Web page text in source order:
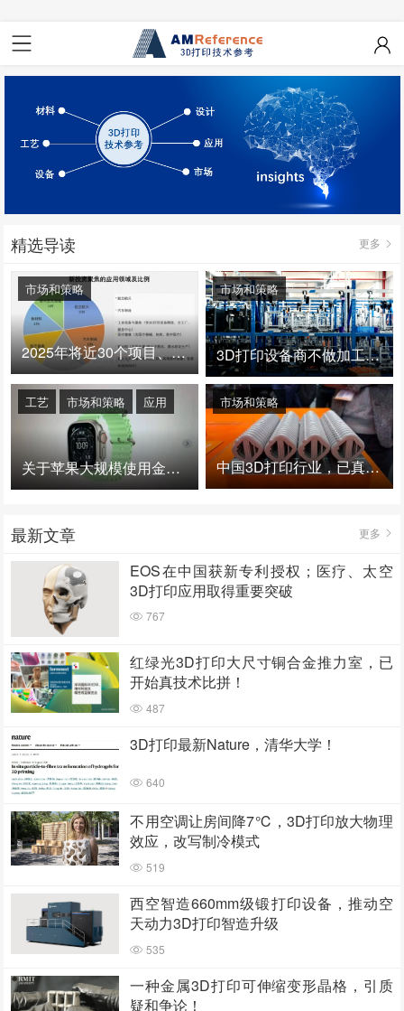
精选导读 更多
2025年将近30个项目、150亿投资：3D打印真的迎来爆发拐点了吗
市场和策略
3D打印设备商不做加工服务，就成了旁观者！
市场和策略
关于苹果大规模使用金属3D打印的思考
工艺 市场和策略 应用
中国3D打印行业，已真正进入爆发时代！
市场和策略
最新文章 更多
EOS在中国获新专利授权；医疗、太空
3D打印应用取得重要突破
767
红绿光3D打印大尺寸铜合金推力室，已
开始真技术比拼！
487
3D打印最新Nature，清华大学！
640
不用空调让房间降7℃，3D打印放大物理
效应，改写制冷模式
519
西空智造660mm级锻打印设备，推动空
天动力3D打印智造升级
535
一种金属3D打印可伸缩变形晶格，引质
疑和争论！